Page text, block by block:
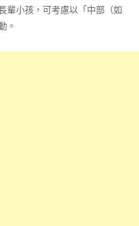
輩小孩，可考慮以「中部（如
。